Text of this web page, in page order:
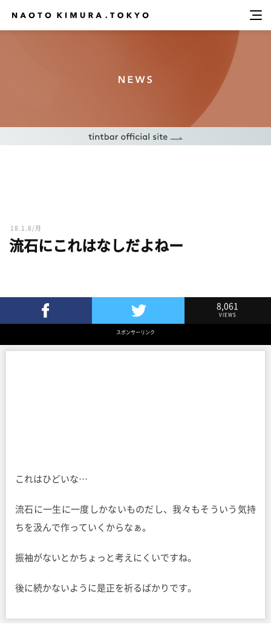
18.1.8/月
流石にこれはなしだよねー
Twitterでツイート
8,061
VIEWS
スポンサーリンク
これはひどいな…
流石に一生に一度しかないものだし、我々もそういう気持
ちを汲んで作っていくからなぁ。
振袖がないとかちょっと考えにくいですね。
後に続かないように是正を祈るばかりです。